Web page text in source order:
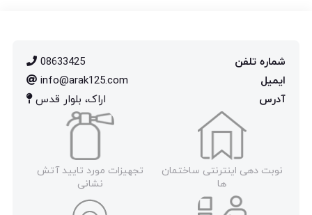
شماره تلفن
08633425
ایمیل
info@arak125.com
آدرس
اراک، بلوار قدس
نوبت دهی اینترنتی ساختمان
ها
تجهیزات مورد تایید آتش
نشانی